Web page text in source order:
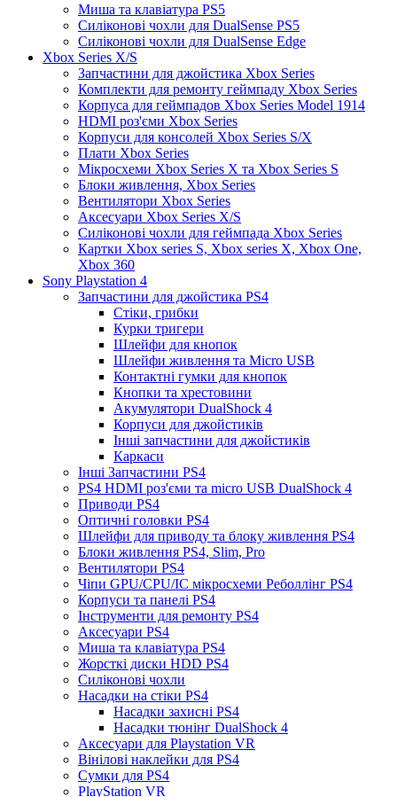
Миша та клавіатура PS5
Силіконові чохли для DualSense PS5
Силіконові чохли для DualSense Edge
Xbox Series X/S
Запчастини для джойстика Xbox Series
Комплекти для ремонту геймпаду Xbox Series
Корпуса для геймпадов Xbox Series Model 1914
HDMI роз'єми Xbox Series
Корпуси для консолей Xbox Series S/X
Плати Xbox Series
Мікросхеми Xbox Series X та Xbox Series S
Блоки живлення, Xbox Series
Вентилятори Xbox Series
Аксесуари Xbox Series X/S
Силіконові чохли для геймпада Xbox Series
Картки Xbox series S, Xbox series X, Xbox One,
Xbox 360
Sony Playstation 4
Запчастини для джойстика PS4
Стіки, грибки
Курки тригери
Шлейфи для кнопок
Шлейфи живлення та Micro USB
Контактні гумки для кнопок
Кнопки та хрестовини
Акумулятори DualShock 4
Корпуси для джойстиків
Інші запчастини для джойстиків
Каркаси
Інші Запчастини PS4
PS4 HDMI роз'єми та micro USB DualShock 4
Приводи PS4
Оптичні головки PS4
Шлейфи для приводу та блоку живлення PS4
Блоки живлення PS4, Slim, Pro
Вентилятори PS4
Чіпи GPU/CPU/IC мікросхеми Реболлінг PS4
Корпуси та панелі PS4
Інструменти для ремонту PS4
Аксесуари PS4
Миша та клавіатура PS4
Жорсткі диски HDD PS4
Силіконові чохли
Насадки на стіки PS4
Насадки захисні PS4
Насадки тюнінг DualShock 4
Аксесуари для Playstation VR
Вінілові наклейки для PS4
Сумки для PS4
PlayStation VR